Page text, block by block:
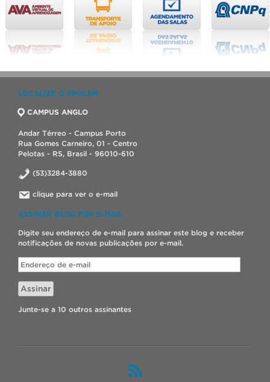
LOCALIZE O PPGCEM
CAMPUS ANGLO
Andar Térreo - Campus Porto
Rua Gomes Carneiro, 01 - Centro
Pelotas - RS, Brasil - 96010-610
(53)3284-3880
clique para ver o e-mail
ASSINAR BLOG POR E-MAIL
Digite seu endereço de e-mail para assinar este blog e receber
notificações de novas publicações por e-mail.
Endereço
de
e-
mail
Assinar
Junte-se a 10 outros assinantes